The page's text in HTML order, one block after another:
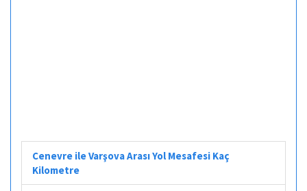
Cenevre ile Varşova Arası Yol Mesafesi Kaç
Kilometre